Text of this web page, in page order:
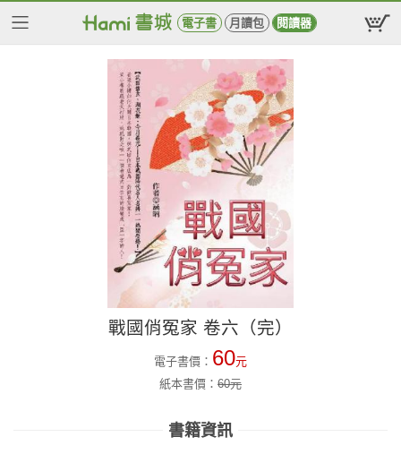
電子書 月讀包 閱讀器
戰國俏冤家 卷六（完）
電子書價： 60元
紙本書價： 60元
書籍資訊